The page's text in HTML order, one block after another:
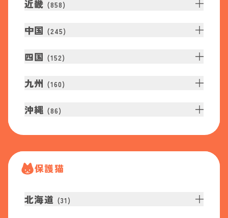
近畿 (858)
中国 (245)
四国 (152)
九州 (160)
沖縄 (86)
保護猫
北海道 (31 )